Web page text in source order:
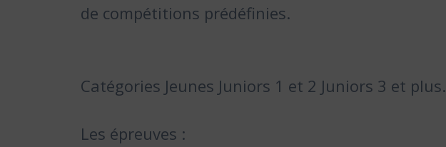
de compétitions prédéfinies.
Catégories Jeunes Juniors 1 et 2 Juniors 3 et plus.
Les épreuves :